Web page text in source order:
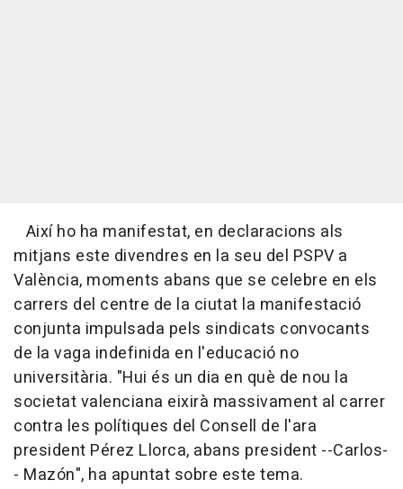
Així ho ha manifestat, en declaracions als
mitjans este divendres en la seu del PSPV a
València, moments abans que se celebre en els
carrers del centre de la ciutat la manifestació
conjunta impulsada pels sindicats convocants
de la vaga indefinida en l'educació no
universitària. "Hui és un dia en què de nou la
societat valenciana eixirà massivament al carrer
contra les polítiques del Consell de l'ara
president Pérez Llorca, abans president --Carlos-
- Mazón", ha apuntat sobre este tema.